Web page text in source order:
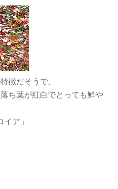
徴だそうで、
ち葉が紅白でとっても鮮や
ア」